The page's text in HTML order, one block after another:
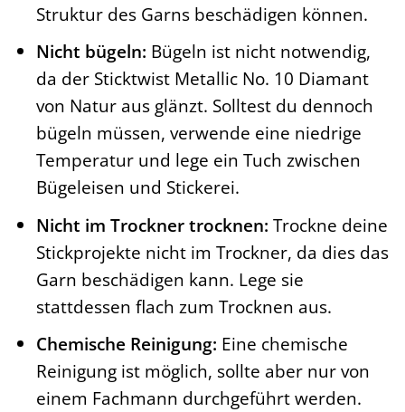
Struktur des Garns beschädigen können.
Nicht bügeln: Bügeln ist nicht notwendig,
da der Sticktwist Metallic No. 10 Diamant
von Natur aus glänzt. Solltest du dennoch
bügeln müssen, verwende eine niedrige
Temperatur und lege ein Tuch zwischen
Bügeleisen und Stickerei.
Nicht im Trockner trocknen: Trockne deine
Stickprojekte nicht im Trockner, da dies das
Garn beschädigen kann. Lege sie
stattdessen flach zum Trocknen aus.
Chemische Reinigung: Eine chemische
Reinigung ist möglich, sollte aber nur von
einem Fachmann durchgeführt werden.